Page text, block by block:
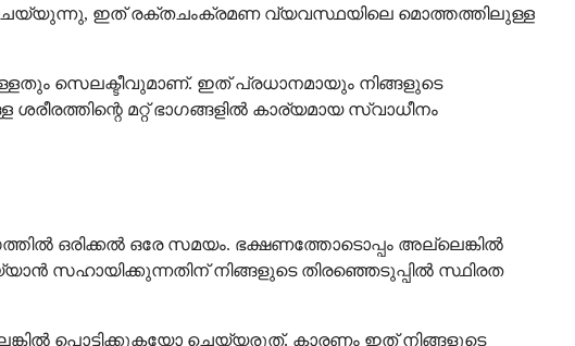
ഇത് രക്തചംക്രമണ വ്യവസ്ഥയിലെ മൊത്തത്തിലുള്ള
സെലക്ടീവുമാണ്. ഇത് പ്രധാനമായും നിങ്ങളുടെ
മറ്റ് ഭാഗങ്ങളിൽ കാര്യമായ സ്വാധീനം
ഒരിക്കൽ ഒരേ സമയം. ഭക്ഷണത്തോടൊപ്പം അല്ലെങ്കിൽ
സഹായിക്കുന്നതിന് നിങ്ങളുടെ തിരഞ്ഞെടുപ്പിൽ സ്ഥിരത
പൊട്ടിക്കുകയോ ചെയ്യരുത്, കാരണം ഇത് നിങ്ങളുടെ